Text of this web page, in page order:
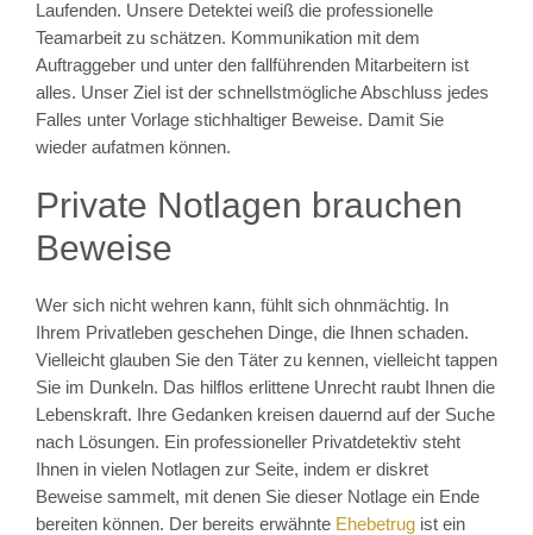
Laufenden. Unsere Detektei weiß die professionelle
Teamarbeit zu schätzen. Kommunikation mit dem
Auftraggeber und unter den fallführenden Mitarbeitern ist
alles. Unser Ziel ist der schnellstmögliche Abschluss jedes
Falles unter Vorlage stichhaltiger Beweise. Damit Sie
wieder aufatmen können.
Private Notlagen brauchen
Beweise
Wer sich nicht wehren kann, fühlt sich ohnmächtig. In
Ihrem Privatleben geschehen Dinge, die Ihnen schaden.
Vielleicht glauben Sie den Täter zu kennen, vielleicht tappen
Sie im Dunkeln. Das hilflos erlittene Unrecht raubt Ihnen die
Lebenskraft. Ihre Gedanken kreisen dauernd auf der Suche
nach Lösungen. Ein professioneller Privatdetektiv steht
Ihnen in vielen Notlagen zur Seite, indem er diskret
Beweise sammelt, mit denen Sie dieser Notlage ein Ende
bereiten können. Der bereits erwähnte Ehebetrug ist ein